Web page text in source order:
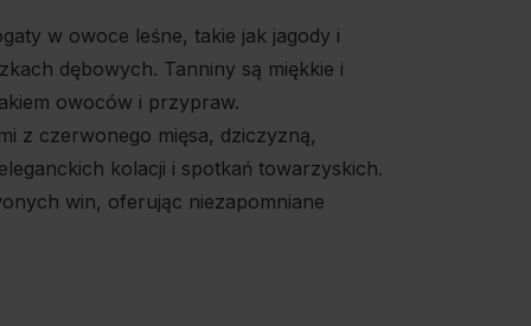
w owoce leśne, takie jak jagody i
dębowych. Tanniny są miękkie i
owoców i przypraw.
z czerwonego mięsa, dziczyzną,
kolacji i spotkań towarzyskich.
win, oferując niezapomniane